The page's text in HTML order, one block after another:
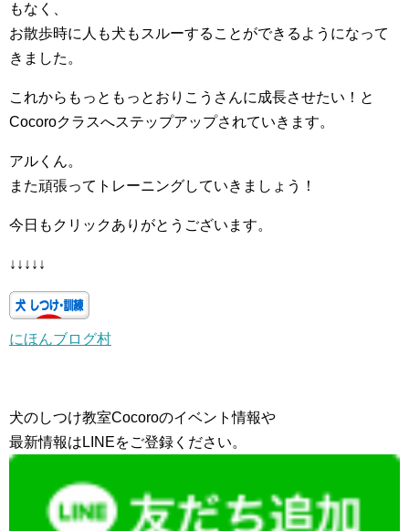
もなく、
お散歩時に人も犬もスルーすることができるようになって
きました。
これからもっともっとおりこうさんに成長させたい！と
Cocoroクラスへステップアップされていきます。
アルくん。
また頑張ってトレーニングしていきましょう！
今日もクリックありがとうございます。
↓↓↓↓↓
にほんブログ村
犬のしつけ教室Cocoroのイベント情報や
最新情報はLINEをご登録ください。